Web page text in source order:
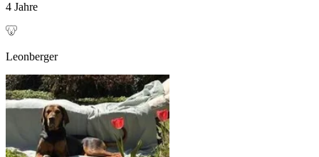
4 Jahre
Leonberger